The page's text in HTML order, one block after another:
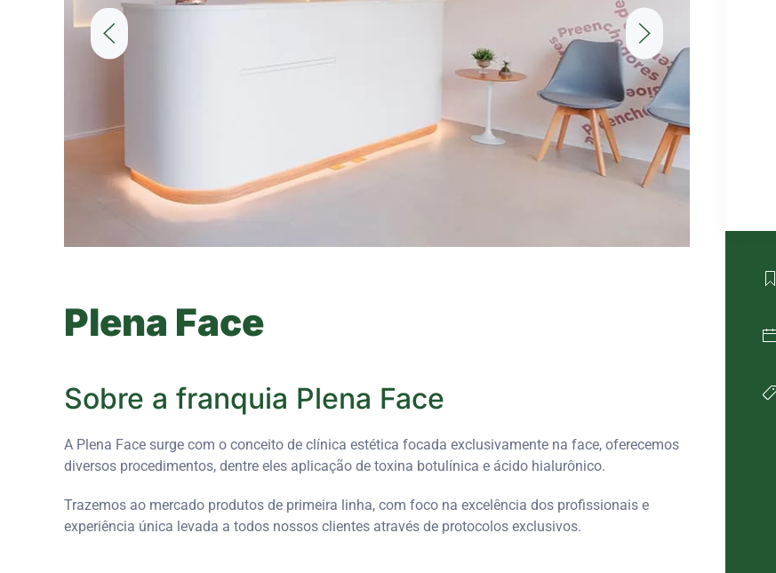
Plena Face
Sobre a franquia Plena Face
A Plena Face surge com o conceito de clínica estética focada exclusivamente na face, oferecemos
diversos procedimentos, dentre eles aplicação de toxina botulínica e ácido hialurônico.
Trazemos ao mercado produtos de primeira linha, com foco na excelência dos profissionais e
experiência única levada a todos nossos clientes através de protocolos exclusivos.